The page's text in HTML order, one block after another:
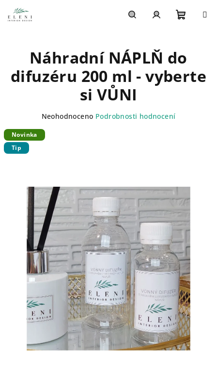
na
obsah
košík
Náhradní NÁPLŇ do
difuzéru 200 ml - vyberte
si VŮNI
Průměrné
produktu
Neohodnoceno Podrobnosti hodnocení
Novinka
Tip